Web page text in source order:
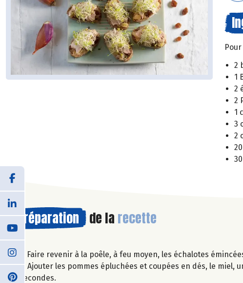
2
1
2
2
1
3
2
Préparation de la recette
1. Faire revenir à la poêle, à feu moyen, les échalotes
2. Ajouter les pommes épluchées et coupées en dés, le
secondes.